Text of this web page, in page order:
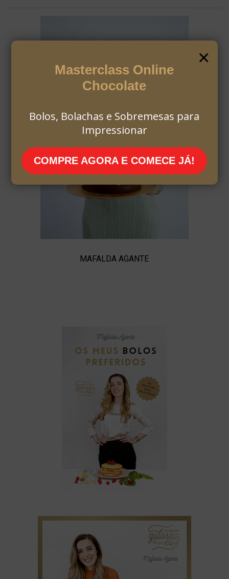
MAFALDA AGANTE
×
Masterclass Online
Chocolate
Bolos, Bolachas e Sobremesas para
Impressionar
COMPRE AGORA E COMECE JÁ!